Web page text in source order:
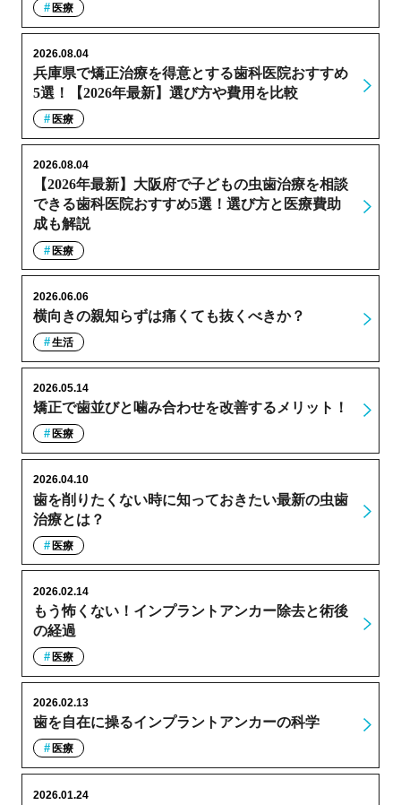
医療
兵庫県で矯正治療を得意とする歯科医院おすすめ
5選！【2026年最新】選び方や費用を比較
2026.08.04
医療
【2026年最新】大阪府で子どもの虫歯治療を相談
できる歯科医院おすすめ5選！選び方と医療費助
成も解説
2026.08.04
医療
横向きの親知らずは痛くても抜くべきか？
2026.06.06
生活
矯正で歯並びと噛み合わせを改善するメリット！
2026.05.14
医療
歯を削りたくない時に知っておきたい最新の虫歯
治療とは？
2026.04.10
医療
もう怖くない！インプラントアンカー除去と術後
の経過
2026.02.14
医療
歯を自在に操るインプラントアンカーの科学
2026.02.13
医療
2026.01.24